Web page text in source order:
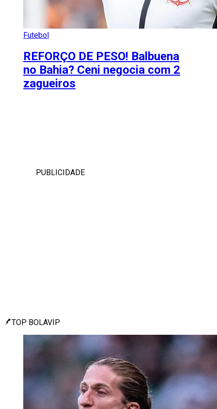
Futebol
REFORÇO DE PESO! Balbuena
no Bahia? Ceni negocia com 2
zagueiros
PUBLICIDADE
TOP BOLAVIP